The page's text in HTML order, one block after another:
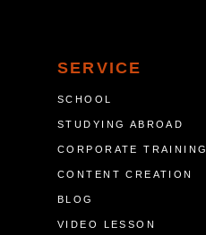
SERVICE
SCHOOL
STUDYING ABROAD
CORPORATE TRAINING
CONTENT CREATION
BLOG
VIDEO LESSON